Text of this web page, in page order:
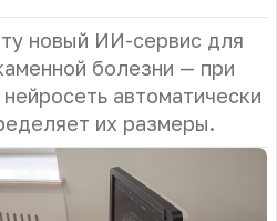
новый ИИ-сервис для
болезни — при
автоматически
их размеры.